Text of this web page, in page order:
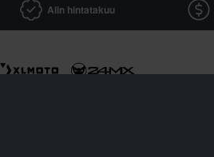
Alin hintatakuu